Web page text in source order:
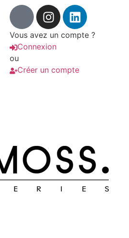
Vous avez un compte ?
Connexion
ou
Créer un compte